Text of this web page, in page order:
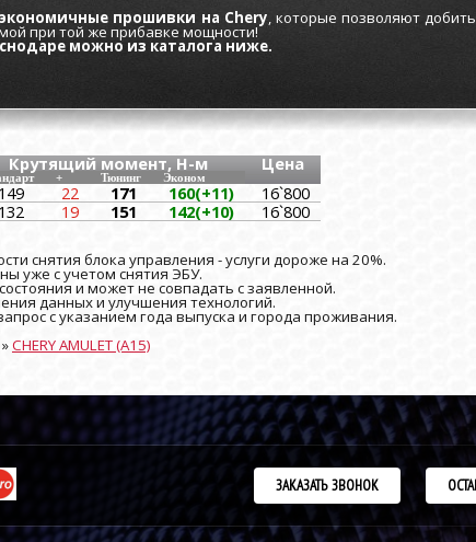
экономичные прошивки на Chery, которые позволяют
при той же прибавке мощности!
можно из каталога ниже.
Крутящий момент, Н-м Цена
+ Тюнинг Эконом
149 22 171 160(+11)
16`800
132 19 151 142(+10) 16`800
снятия блока управления - услуги дороже на 20%.
уже с учетом снятия ЭБУ.
и может не совпадать с заявленной.
данных и улучшения технологий.
с указанием года выпуска и города проживания.
»CHERY AMULET (A15)
ЗАКАЗАТЬ ЗВОНОК